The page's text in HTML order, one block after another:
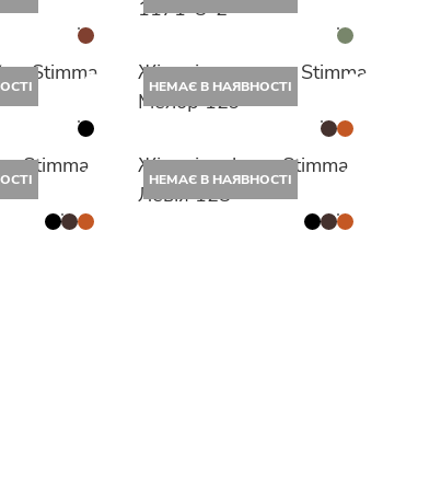
1171-8-2
Stimma
НЕМАЄ В НАЯВНОСТІ
Жіночі мокасини Stimma
Мелор 129
Stimma
НЕМАЄ В НАЯВНОСТІ
Жіночі лофери Stimma
Левія 128